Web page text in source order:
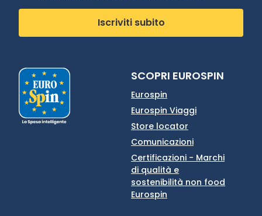
Iscriviti subito
SCOPRI EUROSPIN
Eurospin
Eurospin Viaggi
Store locator
Comunicazioni
Certificazioni - Marchi
di qualità e
sostenibilità non food
Eurospin